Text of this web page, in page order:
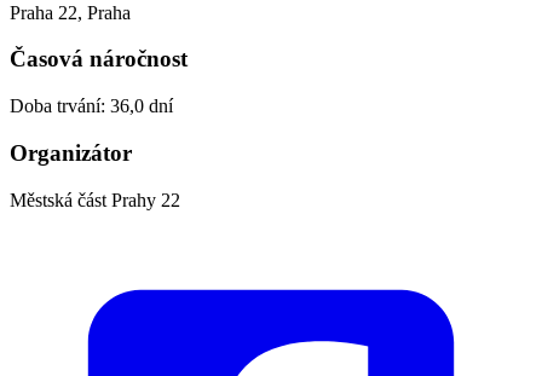
Praha 22, Praha
Časová náročnost
Doba trvání: 36,0 dní
Organizátor
Městská část Prahy 22